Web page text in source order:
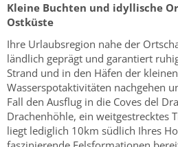
Kleine Buchten und idyllische
Ostküste
Ihre Urlaubsregion nahe der
ländlich geprägt und garantiert
Strand und in den Häfen der
Wasserspotaktivitäten nachgehen
Fall den Ausflug in die Coves del
Drachenhöhle, ein weitgestrecktes
liegt lediglich 10km südlich Ihres